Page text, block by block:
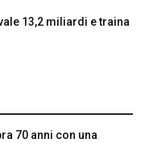
13,2 miliardi e traina
70 anni con una